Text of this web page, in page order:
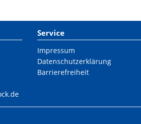
Service
Impressum
Datenschutzerklärung
Barrierefreiheit